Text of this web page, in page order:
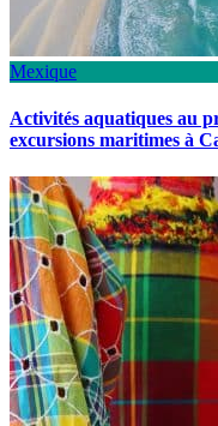
Mexique
Activités aquatiques au
excursions maritimes à